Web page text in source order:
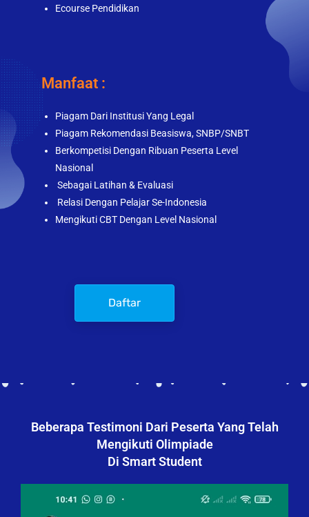
Ecourse Pendidikan
Manfaat :
Piagam Dari Institusi Yang Legal
Piagam Rekomendasi Beasiswa, SNBP/SNBT
Berkompetisi Dengan Ribuan Peserta Level
Nasional
Sebagai Latihan & Evaluasi
Relasi Dengan Pelajar Se-Indonesia
Mengikuti CBT Dengan Level Nasional
Daftar
Beberapa Testimoni Dari Peserta Yang Telah
Mengikuti Olimpiade
Di Smart Student